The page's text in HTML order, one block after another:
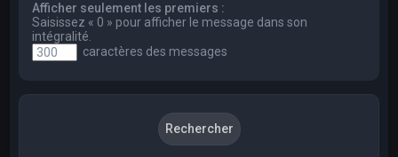
Afficher seulement les premiers :
Saisissez « 0 » pour afficher le message dans son
intégralité.
caractères des messages